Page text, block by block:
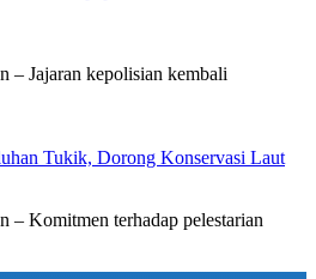
– Jajaran kepolisian kembali
Tukik, Dorong Konservasi Laut
– Komitmen terhadap pelestarian